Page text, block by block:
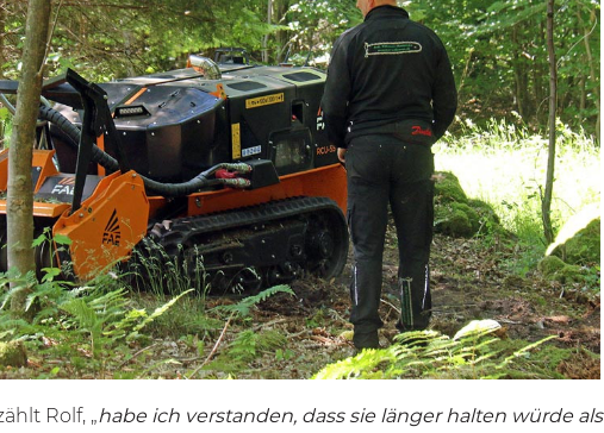
Rolf, „habe ich verstanden, dass sie länger halten würde als